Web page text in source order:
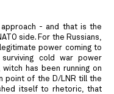
- and that is the
side. For the Russians,
power coming to
cold war power
has been running on
point of the D/LNR till the
itself to rhetoric, that